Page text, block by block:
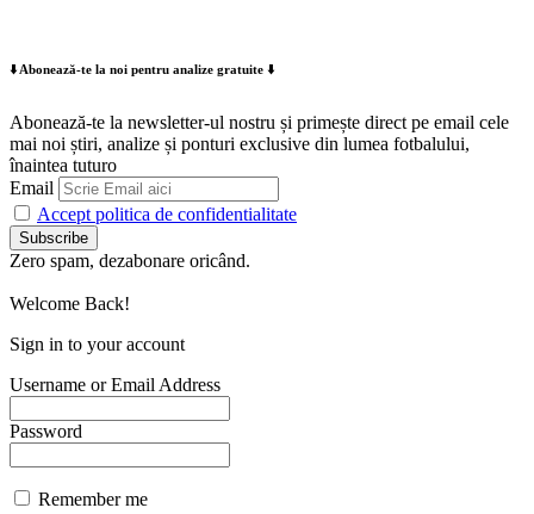
⬇️ Abonează-te la noi pentru analize gratuite ⬇️
Abonează-te la newsletter-ul nostru și primește direct pe email cele
mai noi știri, analize și ponturi exclusive din lumea fotbalului,
înaintea tuturo
Email
Accept politica de confidentialitate
Zero spam, dezabonare oricând.
Welcome Back!
Sign in to your account
Username or Email Address
Password
Remember me